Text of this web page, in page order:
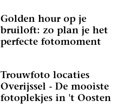
Golden hour op je
bruiloft: zo plan je het
perfecte fotomoment
Trouwfoto locaties
Overijssel - De mooiste
fotoplekjes in 't Oosten